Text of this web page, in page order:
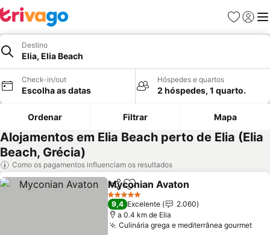
Favoritos
Iniciar
Destino
Elia, Elia Beach
Check-in/out
Escolha as datas
Hóspedes e quartos
2 hóspedes, 1 quarto.
Ordenar Filtrar Mapa
Alojamentos em Elia Beach perto de Elia (Elia
Beach, Grécia)
Como os pagamentos influenciam os resultados
PartilharAdicionar aos favoritos
Myconian Avaton
5 Estrelas
9,4 Excelente
2.060
a 0.4 km de Elia
Culinária grega e mediterrânea gourmet